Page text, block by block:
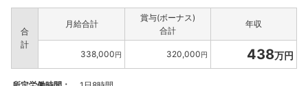
合
計
月給合計
賞与(ボーナス)
合計
年収
338,000円 320,000円 438万円